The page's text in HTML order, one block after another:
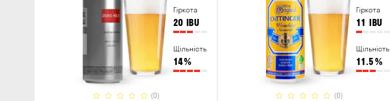
Гіркота
20 IBU
Щільність
14%
(0)
Гіркота
11 IBU
Щільність
11.5%
(0)